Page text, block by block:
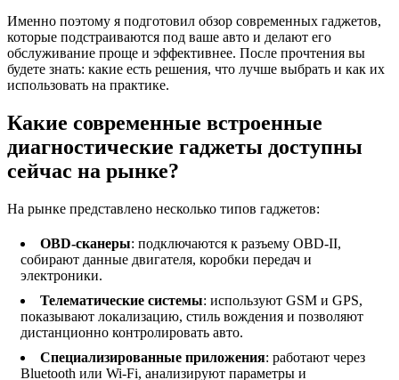
Именно поэтому я подготовил обзор современных гаджетов,
которые подстраиваются под ваше авто и делают его
обслуживание проще и эффективнее. После прочтения вы
будете знать: какие есть решения, что лучше выбрать и как их
использовать на практике.
Какие современные встроенные
диагностические гаджеты доступны
сейчас на рынке?
На рынке представлено несколько типов гаджетов:
OBD‑сканеры: подключаются к разъему OBD-II,
собирают данные двигателя, коробки передач и
электроники.
Телематические системы: используют GSM и GPS,
показывают локализацию, стиль вождения и позволяют
дистанционно контролировать авто.
Специализированные приложения: работают через
Bluetooth или Wi-Fi, анализируют параметры и